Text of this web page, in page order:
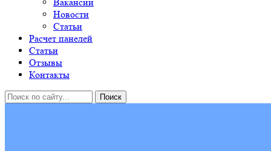
Новости
Статьи
Расчет панелей
Статьи
Отзывы
Контакты